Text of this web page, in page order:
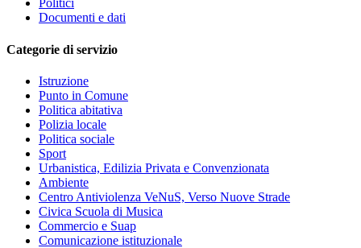
Politici
Documenti e dati
Categorie di servizio
Istruzione
Punto in Comune
Politica abitativa
Polizia locale
Politica sociale
Sport
Urbanistica, Edilizia Privata e Convenzionata
Ambiente
Centro Antiviolenza VeNuS, Verso Nuove Strade
Civica Scuola di Musica
Commercio e Suap
Comunicazione istituzionale